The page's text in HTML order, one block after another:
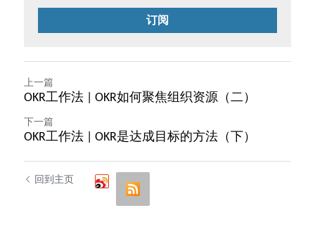
订阅
上一篇
OKR工作法 | OKR如何聚焦组织资源（二）
下一篇
OKR工作法 | OKR是达成目标的方法（下）
回到主页